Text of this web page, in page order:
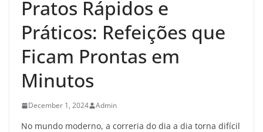
Pratos Rápidos e
Práticos: Refeições que
Ficam Prontas em
Minutos
December 1, 2024 Admin
No mundo moderno, a correria do dia a dia torna difícil